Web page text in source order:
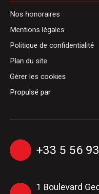
Nos honoraires
Mentions légales
Politique de confidentialité
Plan du site
Gérer les cookies
Propulsé par
+33 5 56
1 Boulevard